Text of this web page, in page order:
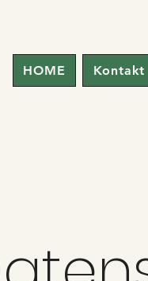
HOME Kontakt